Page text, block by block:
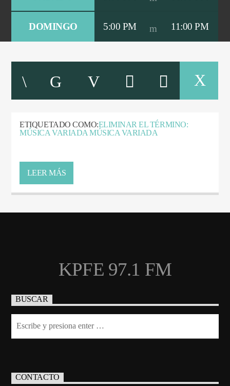
DOMINGO 5:00 PM 11:00 PM
ETIQUETADO COMO:ELIMINAR EL TÉRMINO:
MÚSICA VARIADA MÚSICA VARIADA
LEER MÁS
KPFE 97.1 FM
BUSCAR
CONTACTO